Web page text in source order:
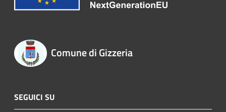
Comune di Gizzeria
SEGUICI SU